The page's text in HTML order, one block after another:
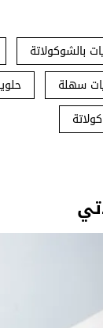
بالشوكولاتة
سهلة